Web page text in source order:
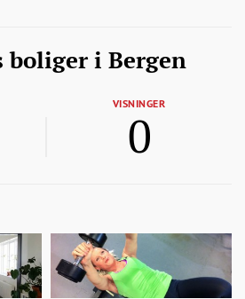
boliger i Bergen
VISNINGER
0